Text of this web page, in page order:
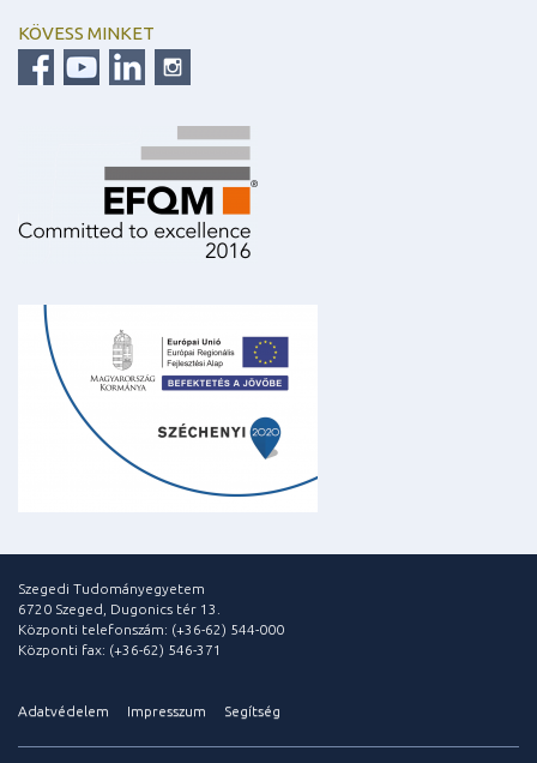
KÖVESS MINKET
Szegedi Tudományegyetem
6720 Szeged, Dugonics tér 13.
Központi telefonszám: (+36-62) 544-000
Központi fax: (+36-62) 546-371
Adatvédelem Impresszum Segítség